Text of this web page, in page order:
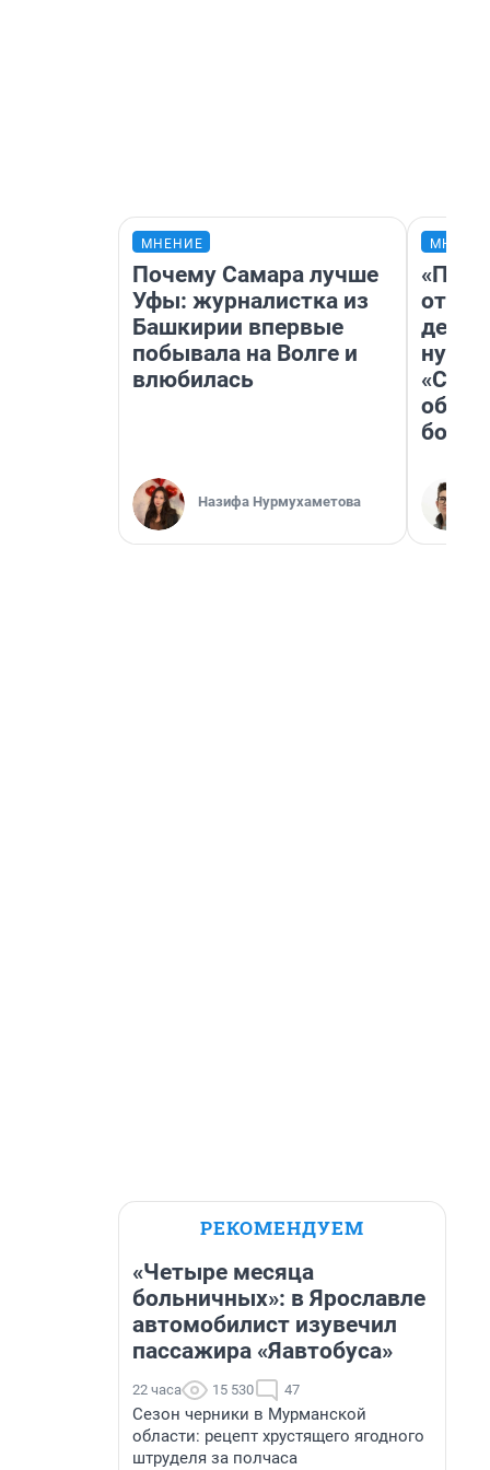
МНЕНИЕ
Почему Самара лучше
Уфы: журналистка из
Башкирии впервые
побывала на Волге и
влюбилась
Назифа Нурмухаметова
РЕКОМЕНДУЕМ
«Четыре месяца
больничных»: в Ярославле
автомобилист изувечил
пассажира «Яавтобуса»
22 часа 15 530 47
Сезон черники в Мурманской
области: рецепт хрустящего ягодного
штруделя за полчаса